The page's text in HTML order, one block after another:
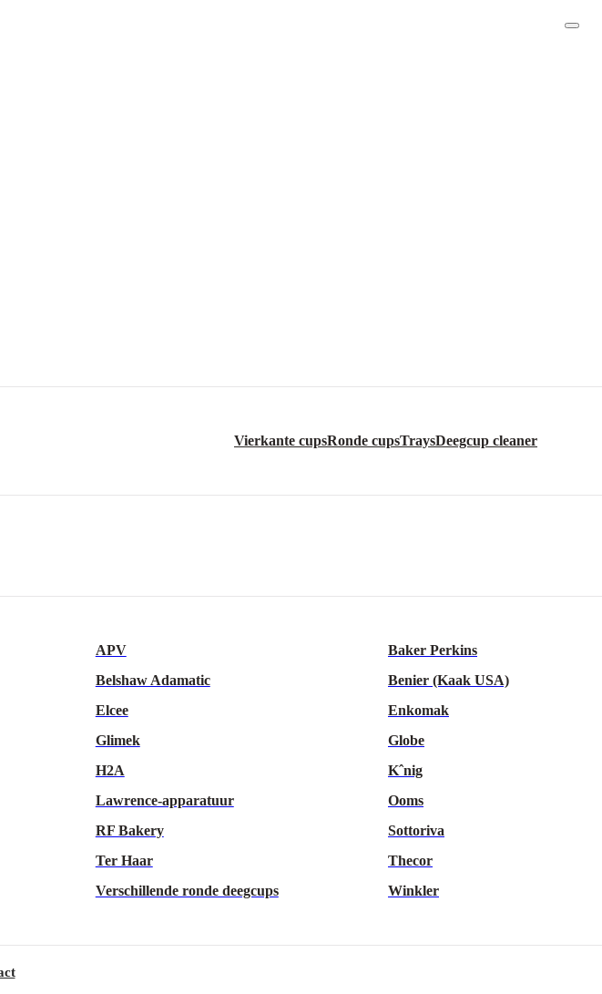
Vierkante cupsRonde cupsTraysDeegcup cleaner
APV
Baker Perkins
Belshaw Adamatic
Benier (Kaak USA)
Elcee
Enkomak
Glimek
Globe
H2A
Kˆnig
Lawrence-apparatuur
Ooms
RF Bakery
Sottoriva
Ter Haar
Thecor
Verschillende ronde deegcups Winkler